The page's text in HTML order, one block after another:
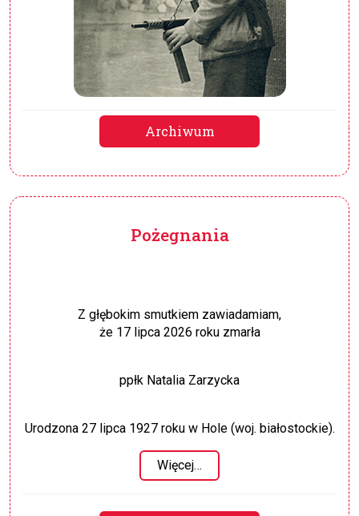
Archiwum
Pożegnania
Z głębokim smutkiem zawiadamiam,
że 17 lipca 2026 roku zmarła
ppłk Natalia Zarzycka
Urodzona 27 lipca 1927 roku w Hole (woj. białostockie).
Więcej…